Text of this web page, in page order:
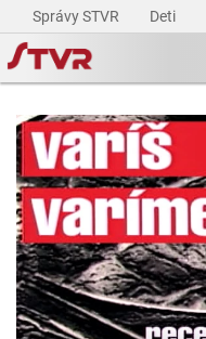
Správy STVR Deti